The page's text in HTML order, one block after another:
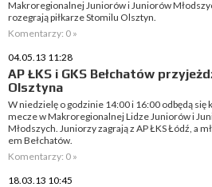
Makroregionalnej Juniorów i Juniorów
rozegrają piłkarze Stomilu Olsztyn.
Komentarzy: 0 »
04.05.13 11:28
AP ŁKS i GKS Bełchatów
Olsztyna
W niedzielę o godzinie 14:00 i 16:00 odbędą się
mecze w Makroregionalnej Lidze Juniorów i
Młodszych. Juniorzy zagrają z AP ŁKS Łódź, a
em Bełchatów.
Komentarzy: 0 »
18.03.13 10:45